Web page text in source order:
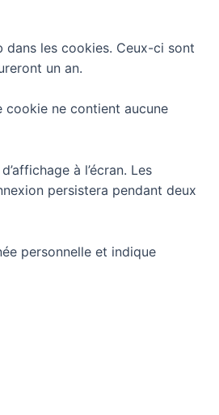
les cookies. Ceux-ci sont
un an.
ne contient aucune
à l’écran. Les
persistera pendant deux
personnelle et indique